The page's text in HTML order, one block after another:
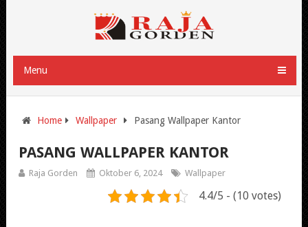
Menu
Home Wallpaper Pasang Wallpaper Kantor
PASANG WALLPAPER KANTOR
Raja Gorden Oktober 6, 2024 Wallpaper
4.4/5 - (10 votes)